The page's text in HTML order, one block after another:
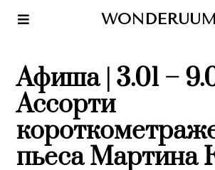
WONDERUUM
Афиша | 3.01 –
Ассорти
пьеса Мартина